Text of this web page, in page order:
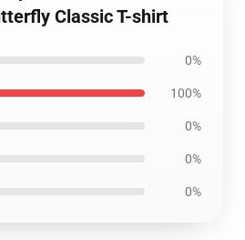
Classic T-shirt
0%
100%
0%
0%
0%